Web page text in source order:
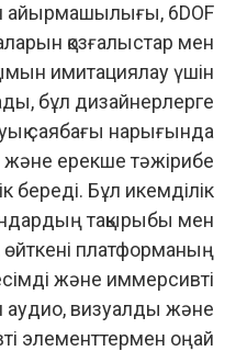
айырмашылығы, 6DOF
қозғалыстар мен
имитациялау үшін
бұл дизайнерлерге
саябағы нарығында
және ерекше тәжірибе
береді. Бұл икемділік
тақырыбы мен
платформаның
және иммерсивті
аудио, визуалды және
элементтермен оңай